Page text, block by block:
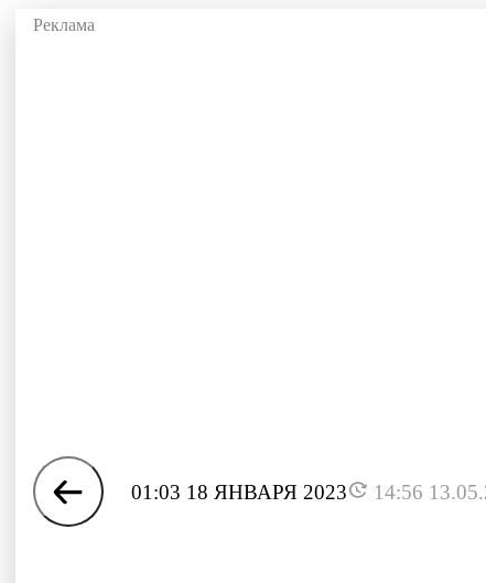
01:03 18 ЯНВАРЯ 2023 14:56